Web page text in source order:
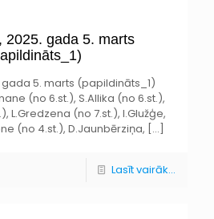
2025. gada 5. marts
5. marts (papildināts_1)
(no 6.st.), S.Allika (no 6.st.),
L.Gredzena (no 7.st.), I.Glužģe,
(no 4.st.), D.Jaunbērziņa, […]
Lasīt vairāk...